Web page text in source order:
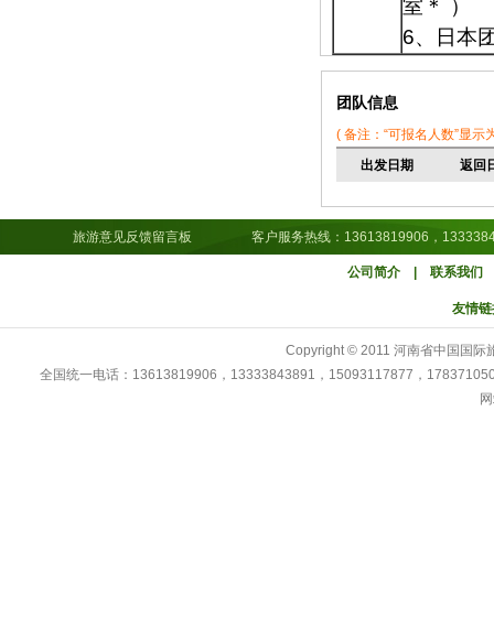
室＊ ）
6、日本
团队信息
( 备注：“可报名人数”显示
出发日期
返回
旅游意见反馈留言板 客户服务热线：13613819906，
公司简介 联系我们
友情
Copyright © 2011 河南省中国国
全国统一电话：13613819906，13333843891，15093117877，